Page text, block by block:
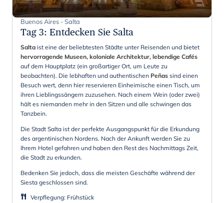
Buenos Aires - Salta
Tag 3: Entdecken Sie Salta
Salta ist eine der beliebtesten Städte unter Reisenden und bietet
hervorragende Museen, koloniale Architektur, lebendige Cafés
auf dem Hauptplatz (ein großartiger Ort, um Leute zu
beobachten). Die lebhaften und authentischen Peñas sind einen
Besuch wert, denn hier reservieren Einheimische einen Tisch, um
ihren Lieblingssängern zuzusehen. Nach einem Wein (oder zwei)
hält es niemanden mehr in den Sitzen und alle schwingen das
Tanzbein.
Die Stadt Salta ist der perfekte Ausgangspunkt für die Erkundung
des argentinischen Nordens. Nach der Ankunft werden Sie zu
Ihrem Hotel gefahren und haben den Rest des Nachmittags Zeit,
die Stadt zu erkunden.
Bedenken Sie jedoch, dass die meisten Geschäfte während der
Siesta geschlossen sind.
Verpflegung: Frühstück